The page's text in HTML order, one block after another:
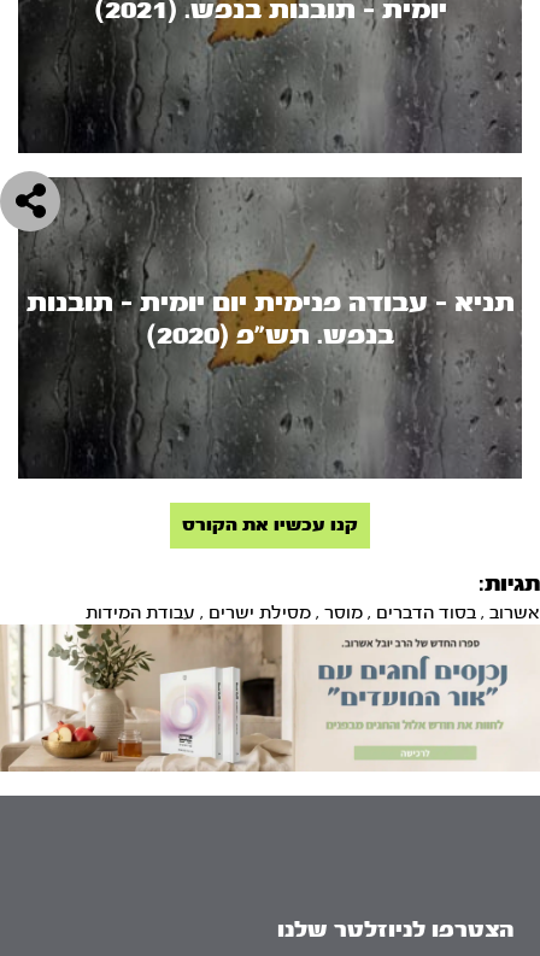
יומית - תובנות בנפש. (2021)
תניא - עבודה פנימית יום יומית - תובנות
בנפש. תש"פ (2020)
קנו עכשיו את הקורס
תגיות:
אשרוב , בסוד הדברים , מוסר , מסילת ישרים , עבודת המידות
הצטרפו לניוזלטר שלנו